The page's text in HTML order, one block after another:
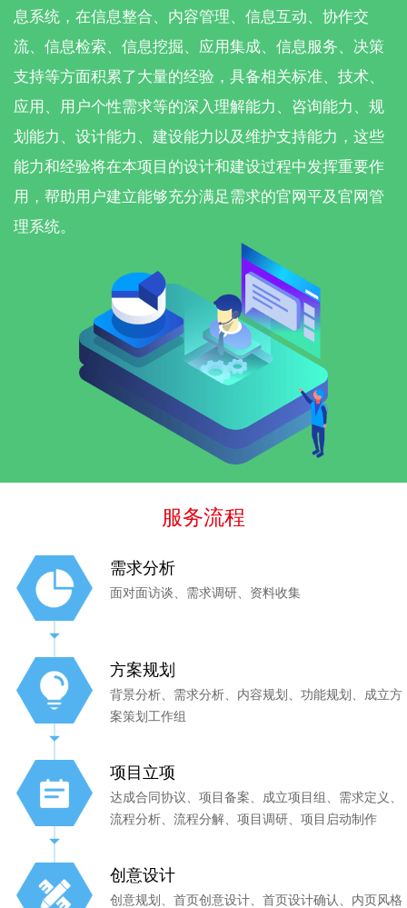
息系统，在信息整合、内容管理、信息互动、协作交
流、信息检索、信息挖掘、应用集成、信息服务、决策
支持等方面积累了大量的经验，具备相关标准、技术、
应用、用户个性需求等的深入理解能力、咨询能力、规
划能力、设计能力、建设能力以及维护支持能力，这些
能力和经验将在本项目的设计和建设过程中发挥重要作
用，帮助用户建立能够充分满足需求的官网平及官网管
理系统。
服务流程
需求分析
面对面访谈、需求调研、资料收集
方案规划
背景分析、需求分析、内容规划、功能规划、成立方
案策划工作组
项目立项
达成合同协议、项目备案、成立项目组、需求定义、
流程分析、流程分解、项目调研、项目启动制作
创意设计
创意规划、首页创意设计、首页设计确认、内页风格